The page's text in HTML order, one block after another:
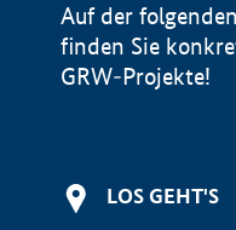
Auf der
finden Sie
GRW-Projekte!
LOS GEHT'S